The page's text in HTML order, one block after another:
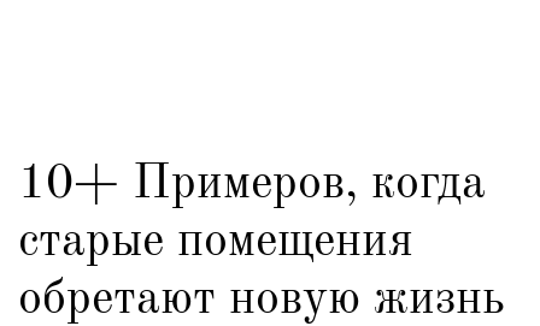
10+ Примеров, когда
старые помещения
обретают новую жизнь